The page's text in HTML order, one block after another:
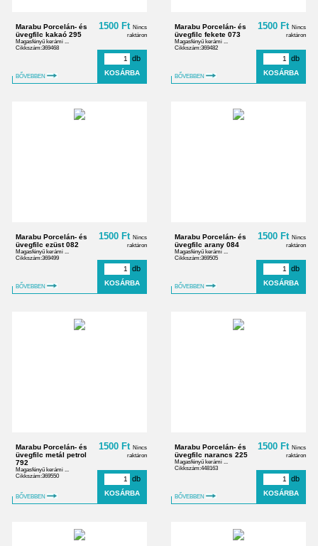
Marabu Porcelán- és
üvegfilc kakaó 295
Magasfényű kerámi ...
Cikkszám:369468
BŐVEBBEN
1500 Ft Nincs
raktáron
db
Marabu Porcelán- és
üvegfilc fekete 073
Magasfényű kerámi ...
Cikkszám:369482
BŐVEBBEN
1500 Ft Nincs
raktáron
db
Marabu Porcelán- és
üvegfilc ezüst 082
Magasfényű kerámi ...
Cikkszám:369499
BŐVEBBEN
1500 Ft Nincs
raktáron
db
Marabu Porcelán- és
üvegfilc arany 084
Magasfényű kerámi ...
Cikkszám:369505
BŐVEBBEN
1500 Ft Nincs
raktáron
db
Marabu Porcelán- és
üvegfilc metál petrol
792
Magasfényű kerámi ...
Cikkszám:369550
BŐVEBBEN
1500 Ft Nincs
raktáron
db
Marabu Porcelán- és
üvegfilc narancs 225
Magasfényű kerámi ...
Cikkszám:448163
BŐVEBBEN
1500 Ft Nincs
raktáron
db